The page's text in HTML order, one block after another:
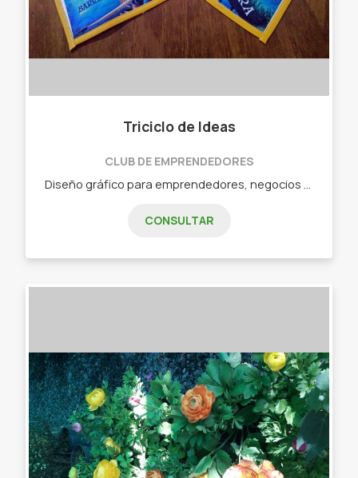
Triciclo de Ideas
CLUB DE EMPRENDEDORES
CONSULTAR